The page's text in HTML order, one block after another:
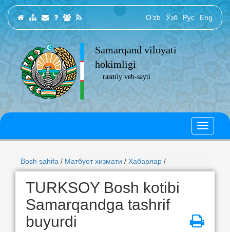
O‘zb Ўзб Рус Eng
Samarqand viloyati
hokimligi
rasmiy veb-sayti
Bosh sahifa / Матбуот хизмати / Хабарлар /
TURKSOY Bosh kotibi
Samarqandga tashrif
buyurdi